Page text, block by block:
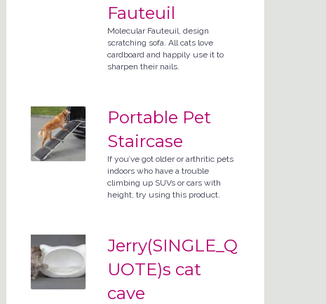
Fauteuil
Molecular Fauteuil, design
scratching sofa. All cats love
cardboard and happily use it to
sharpen their nails.
Portable Pet
Staircase
If you’ve got older or arthritic pets
indoors who have a trouble
climbing up SUVs or cars with
height, try using this product.
Jerry(SINGLE_Q
UOTE)s cat
cave